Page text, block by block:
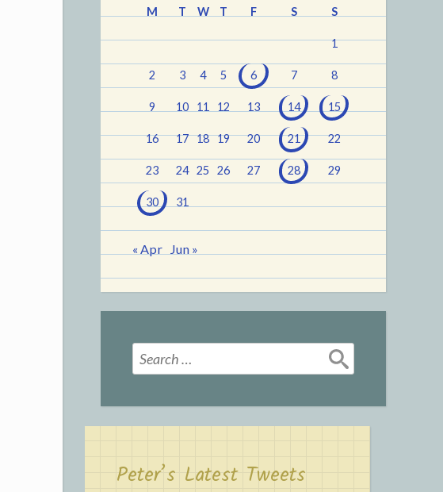
M T W T F S S
1
2 3 4 5 6 7 8
9 10 11 12 13 14 15
16 17 18 19 20 21 22
23 24 25 26 27 28 29
30 31
« Apr Jun »
Search
for:
Peter’s Latest Tweets